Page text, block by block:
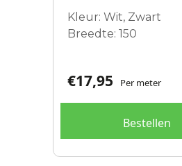
Kleur: Wit, Zwart
Breedte: 150
€17,95 Per meter
Bestellen